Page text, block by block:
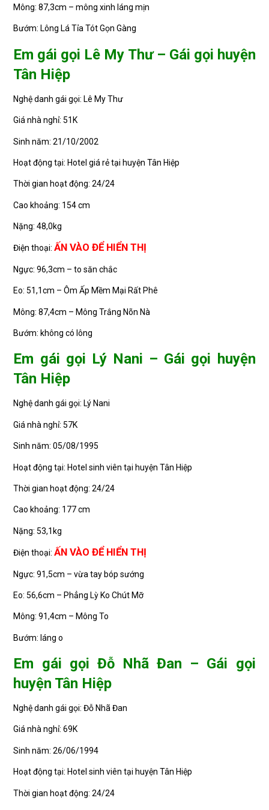
Mông: 87,3cm – mông xinh láng mịn
Bướm: Lông Lá Tỉa Tót Gọn Gàng
Em gái gọi Lê My Thư – Gái gọi huyện
Tân Hiệp
Nghệ danh gái gọi: Lê My Thư
Giá nhà nghỉ: 51K
Sinh năm: 21/10/2002
Hoạt động tại: Hotel giá rẻ tại huyện Tân Hiệp
Thời gian hoạt động: 24/24
Cao khoảng: 154 cm
Nặng: 48,0kg
Điện thoại:ẤN VÀO ĐỂ HIỂN THỊ
Ngực: 96,3cm – to săn chắc
Eo: 51,1cm – Ôm Ấp Mềm Mại Rất Phê
Mông: 87,4cm – Mông Trắng Nõn Nà
Bướm: không có lông
Em gái gọi Lý Nani – Gái gọi huyện
Tân Hiệp
Nghệ danh gái gọi: Lý Nani
Giá nhà nghỉ: 57K
Sinh năm: 05/08/1995
Hoạt động tại: Hotel sinh viên tại huyện Tân Hiệp
Thời gian hoạt động: 24/24
Cao khoảng: 177 cm
Nặng: 53,1kg
Điện thoại:ẤN VÀO ĐỂ HIỂN THỊ
Ngực: 91,5cm – vừa tay bóp sướng
Eo: 56,6cm – Phẳng Lỳ Ko Chút Mỡ
Mông: 91,4cm – Mông To
Bướm: láng o
Em gái gọi Đỗ Nhã Đan – Gái gọi
huyện Tân Hiệp
Nghệ danh gái gọi: Đỗ Nhã Đan
Giá nhà nghỉ: 69K
Sinh năm: 26/06/1994
Hoạt động tại: Hotel sinh viên tại huyện Tân Hiệp
Thời gian hoạt động: 24/24